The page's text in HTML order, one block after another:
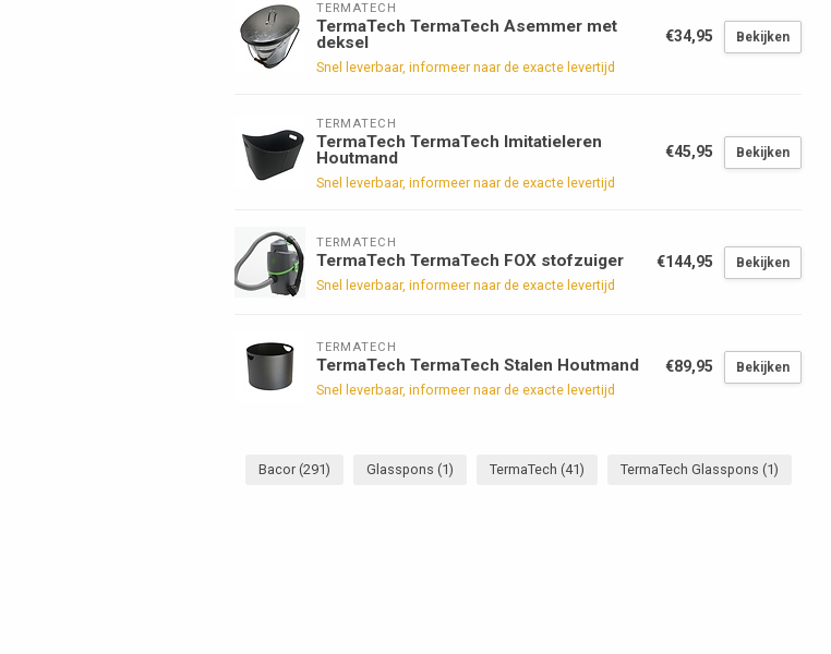
TERMATECH
TermaTech TermaTech Asemmer met
deksel
Snel leverbaar, informeer naar de exacte levertijd
€34,95 Bekijken
TERMATECH
TermaTech TermaTech Imitatieleren
Houtmand
Snel leverbaar, informeer naar de exacte levertijd
€45,95 Bekijken
TERMATECH
TermaTech TermaTech FOX stofzuiger
Snel leverbaar, informeer naar de exacte levertijd
€144,95 Bekijken
TERMATECH
TermaTech TermaTech Stalen Houtmand
Snel leverbaar, informeer naar de exacte levertijd
€89,95 Bekijken
Bacor (291) Glasspons (1) TermaTech (41) TermaTech Glasspons (1)